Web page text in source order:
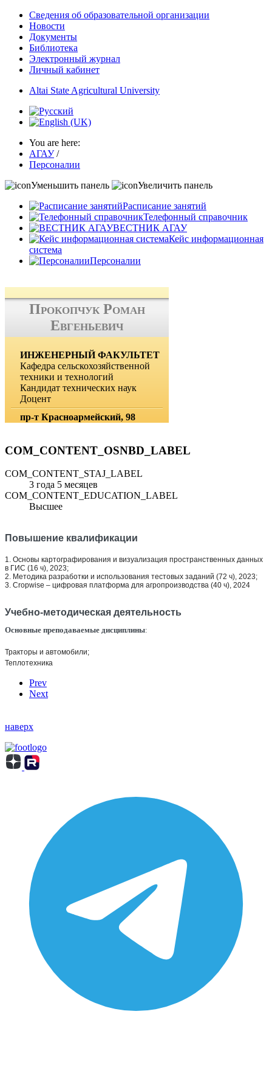
Сведения об образовательной организации
Новости
Документы
Библиотека
Электронный журнал
Личный кабинет
Altai State Agricultural University
You are here:
АГАУ /
Персоналии
Уменьшить панель
Увеличить панель
Расписание занятий
Телефонный справочник
ВЕСТНИК АГАУ
Кейс информационная
система
Персоналии
Прокопчук Роман
Евгеньевич
ИНЖЕНЕРНЫЙ ФАКУЛЬТЕТ
Кафедра сельскохозяйственной
техники и технологий
Кандидат технических наук
Доцент
пр-т Красноармейский, 98
COM_CONTENT_OSNBD_LABEL
COM_CONTENT_STAJ_LABEL
3 года 5 месяцев
COM_CONTENT_EDUCATION_LABEL
Высшее
Повышение квалификации
1. Основы картографирования и визуализация пространственных данных
в ГИС (16 ч), 2023;
2. Методика разработки и использования тестовых заданий (72 ч), 2023;
3. Cropwise – цифровая платформа для агропроизводства (40 ч), 2024
Учебно-методическая деятельность
Основные преподаваемые дисциплины:
Тракторы и автомобили;
Теплотехника
Prev
Next
наверх